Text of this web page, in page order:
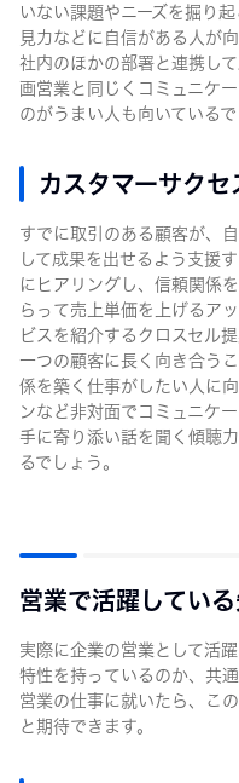
いない課題やニーズを掘り
見力などに自信がある人が向
社内のほかの部署と連携し
画営業と同じくコミュニケ
のがうまい人も向いているで
カスタマーサクセ
すでに取引のある顧客が、
して成果を出せるよう支援
にヒアリングし、信頼関係
らって売上単価を上げるア
ビスを紹介するクロスセル提
一つの顧客に長く向き合う
係を築く仕事がしたい人に
ンなど非対面でコミュニケ
手に寄り添い話を聞く傾聴
るでしょう。
営業で活躍してい
実際に企業の営業として活
特性を持っているのか、共通
営業の仕事に就いたら、こ
と期待できます。